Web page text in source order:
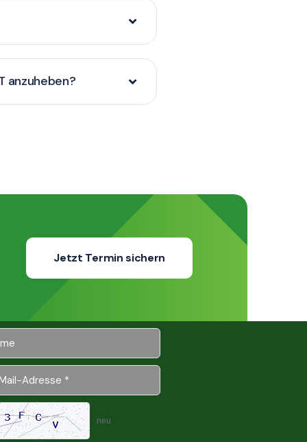
anzuheben?
Jetzt Termin sichern
neu